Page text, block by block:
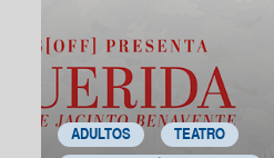
ADULTOS TEATRO